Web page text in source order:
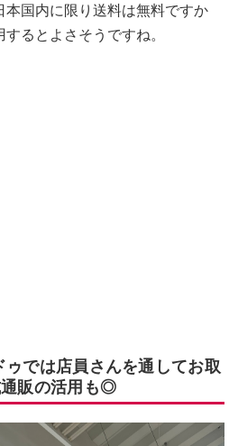
本国内に限り送料は無料ですか
るとよさそうですね。
では店員さんを通してお取
通販の活用も◎